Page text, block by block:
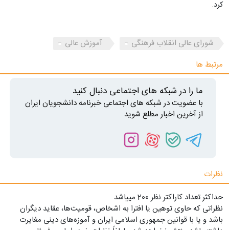
کرد.
شورای عالی انقلاب فرهنگی
آموزش عالی
مرتبط ها
ما را در شبکه های اجتماعی دنبال کنید
با عضویت در شبکه های اجتماعی خبرنامه دانشجویان ایران
از آخرین اخبار مطلع شوید
نظرات
حداکثر تعداد کاراکتر نظر 200 ميياشد
نظراتی که حاوی توهین یا افترا به اشخاص، قومیت‌ها، عقاید دیگران
باشد و یا با قوانین جمهوری اسلامی ایران و آموزه‌های دینی مغایرت